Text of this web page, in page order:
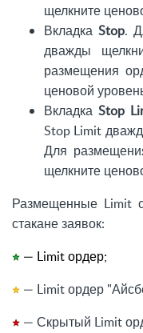
щелкните
ВкладкаStop.
дважды
размещения
ценовой
Вкладка Stop
Stop Limit
Для
щелкните
Размещенные Limit
стакане заявок:
— Limit ордер;
— Limit ордер
— Скрытый Limit